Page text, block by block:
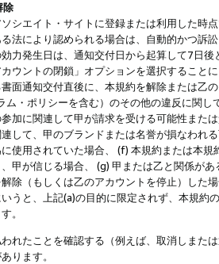
除
シエイト・サイトに登録または利用した時
法により認められる場合は、自動的かつ訴
力発生日は、通知交付日から起算して7日
ウントの閉鎖」オプションを選択するこ
面通知交付直後に、本規約を解除または乙
ム・ポリシーを含む）のその他の違反に関
加に関連して甲が請求を受ける可能性また
して、甲のブランドまたは名誉が損なわれ
使用されていた場合、 (f) 本規約または本
甲が信じる場合、 (g) 甲または乙と関係が
除（もしくは乙のアカウントを停止）した
うと、上記(a)の目的に限定されず、本規
。
れたことを確認する（例えば、取消しまた
ります。